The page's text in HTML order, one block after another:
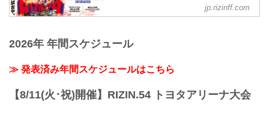
す。返金受付までご案内致します。返金
手続きに関しましては、当日会場のみで
しくお願い致します。
【4/23更新】開催日延期に関して
しておりました...
阪にて開催を予定しておりましたYogibo
（日）へ延期となりました。（ご購入の
チケットは延期日程にそのままご利用に
開催日延期に伴うチケットの払戻しに関
jp.rizinff.com
2026年 年間スケジュール
≫ 発表済み年間スケジュールはこちら
【8/11(火･祝)開催】RIZIN.54 トヨタアリーナ大会